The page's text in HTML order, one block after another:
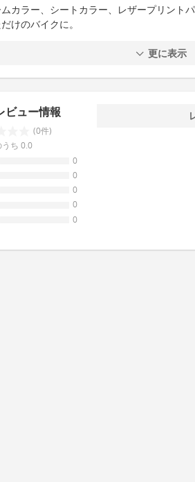
カラー、シートカラー、レザープリント
けのバイクに。
更に表示
ビュー情報
(0件)
ち 0.0
0
0
0
0
0